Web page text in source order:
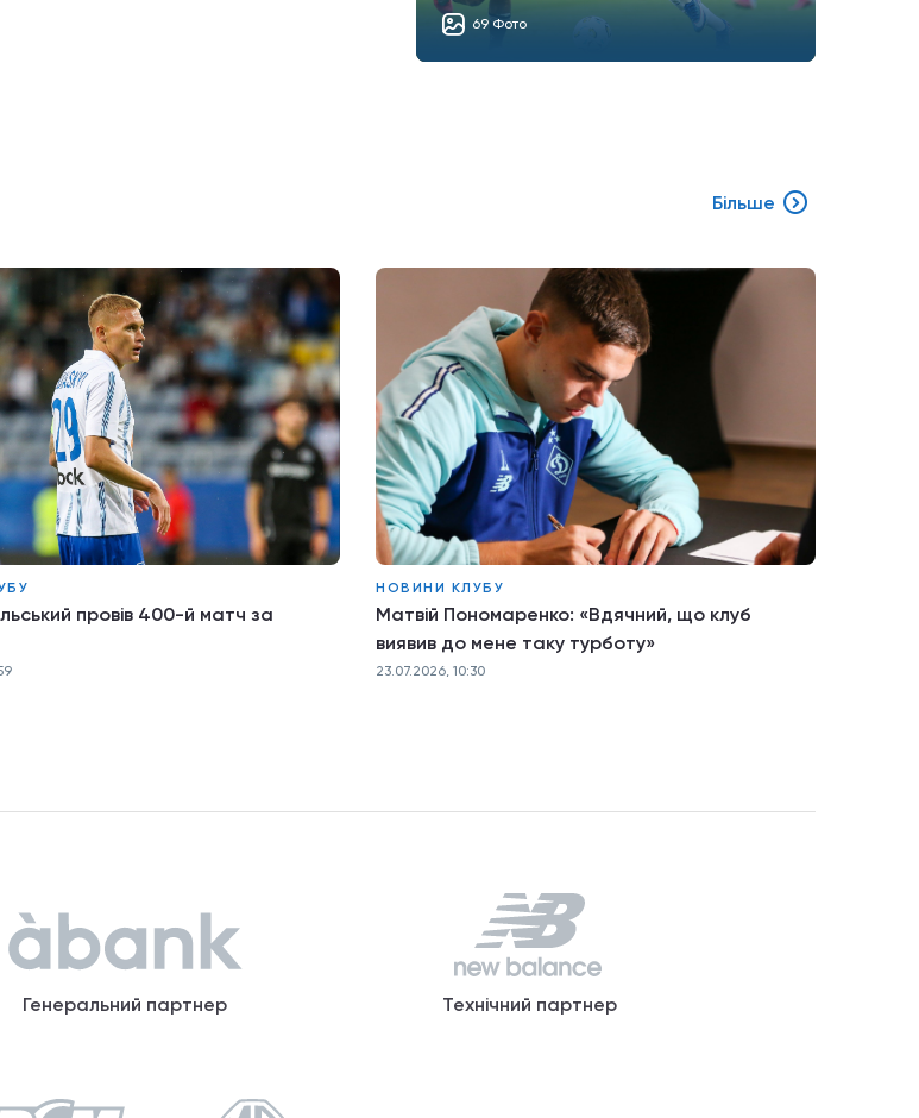
69 Фото
Більше
провів 400-й матч за
НОВИНИ КЛУБУ
Матвій Пономаренко: «Вдячний, що клуб
виявив до мене таку турботу»
23.07.2026, 10:30
Генеральний партнер Технічний партнер